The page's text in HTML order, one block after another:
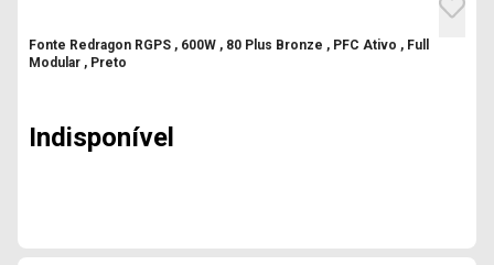
Fonte Redragon RGPS , 600W , 80 Plus Bronze , PFC Ativo , Full
Modular , Preto
Indisponível